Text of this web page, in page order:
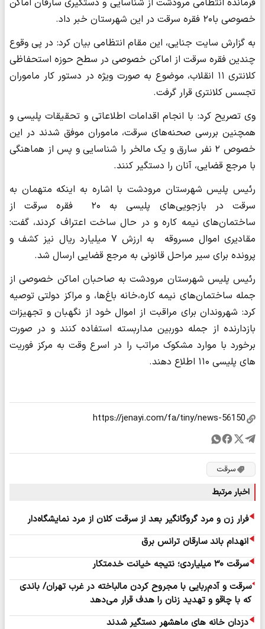
فرمانده انتظامی مرودشت از شناسایی و دستگیری سارقان اماکن
خصوصی با۲۰ فقره سرقت در این شهرستان خبر داد.
به گزارش سایت جنایی، این مقام انتظامی بیان کرد: در پی وقوع
چندین فقره سرقت از اماکن خصوصی در سطح حوزه استحفاظی
کلانتری ۱۱ انقلاب، موضوع به صورت ویژه در دستور کار ماموران
تجسس کلانتری قرار گرفت.
وی تصریح کرد: با انجام اقدامات اطلاعاتی و تحقیقات پلیسی و
همچنین بررسی صحنه‌های سرقت، ماموران موفق شدند در این
خصوص ۲ نفر سارق و یک مالخر را شناسایی و پس از هماهنگی
با مرجع قضایی، آنان را دستگیر کنند.
رئیس پلیس شهرستان مرودشت با اشاره به اینکه متهمان به
سرقت در بازجویی‌های پلیسی به ۲۰ فقره سرقت از
ساختمان‌های‌‍ نیمه کاره و در حال ساخت اعتراف کردند، گفت:
مقادیری اموال مسروقه به ارزش ۷ میلیارد ریال نیز کشف و
پرونده برای سیر مراحل قانونی به مرجع قضایی ارسال شد.
رئیس پلیس شهرستان مرودشت به صاحبان اماکن خصوصی از
جمله ساختمان‌های نیمه کاره،خانه باغ‌ها، و مراکز دولتی توصیه
کرد: شهروندان برای مراقبت از اموال خود از نگهبان و تجهیزات
بازدارنده از جمله دوربین مدار‌بسته استفاده کنند و در صورت
برخورد با موارد مشکوک مراتب را در اسرع وقت به مرکز فوریت
های پلیسی ۱۱۰ اطلاع دهند.
سرقت
اخبار مرتبط
فرار زن و مرد گروگانگیر بعد از سرقت کلان از مرد نمایشگاه‌دار
انهدام باند سارقان ترانس برق
سرقت ۳۰ میلیاردی؛ نتیجه خیانت خدمتکار
سرقت و آدم‌ربایی با مجروح کردن مالباخته در غرب تهران/ باندی
که با چاقو و تهدید زنان را هدف قرار می‌دهد
دزدان خانه های ماهشهر دستگیر شدند